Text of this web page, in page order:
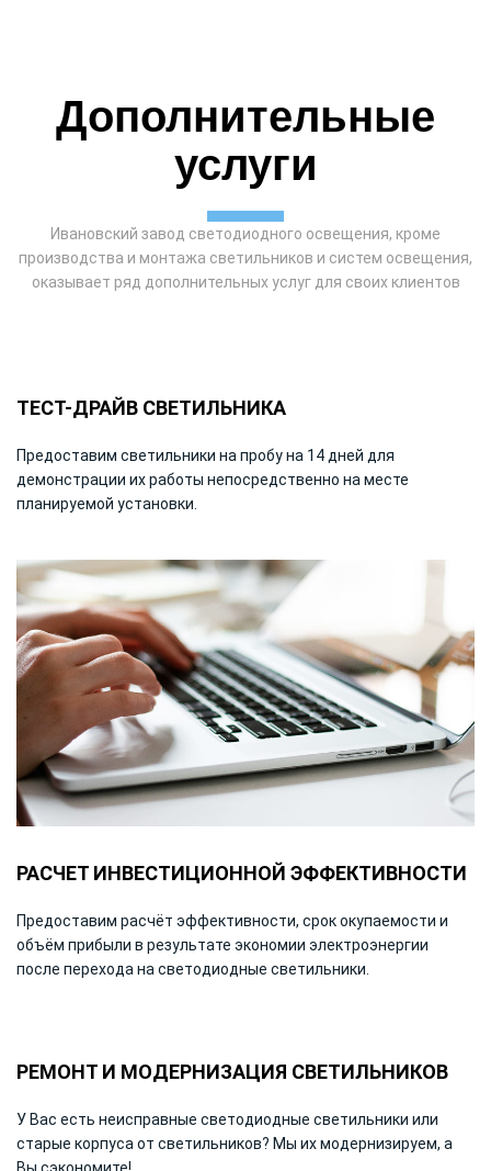
Дополнительные
услуги
Ивановский завод светодиодного освещения, кроме
производства и монтажа светильников и систем освещения,
оказывает ряд дополнительных услуг для своих клиентов
ТЕСТ-ДРАЙВ СВЕТИЛЬНИКА
Предоставим светильники на пробу на 14 дней для
демонстрации их работы непосредственно на месте
планируемой установки.
РАСЧЕТ ИНВЕСТИЦИОННОЙ ЭФФЕКТИВНОСТИ
Предоставим расчёт эффективности, срок окупаемости и
объём прибыли в результате экономии электроэнергии
после перехода на светодиодные светильники.
РЕМОНТ И МОДЕРНИЗАЦИЯ СВЕТИЛЬНИКОВ
У Вас есть неисправные светодиодные светильники или
старые корпуса от светильников? Мы их модернизируем, а